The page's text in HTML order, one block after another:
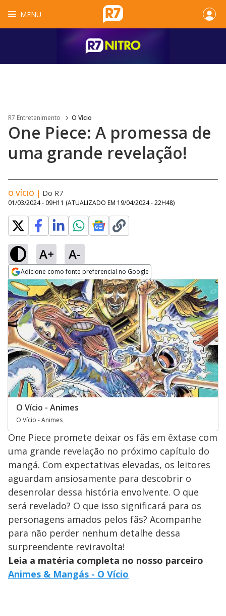
MENU
R7 Entretenimento O Vício
One Piece: A promessa de
uma grande revelação!
O VÍCIO | Do R7
01/03/2024 - 09H11 (ATUALIZADO EM 19/04/2024 - 22H48)
A+ A-
Adicione como fonte preferencial no Google
Opens in new window
O Vício - Animes
O Vício - Animes
One Piece promete deixar os fãs em êxtase com
uma grande revelação no próximo capítulo do
mangá. Com expectativas elevadas, os leitores
aguardam ansiosamente para descobrir o
desenrolar dessa história envolvente. O que
será revelado? O que isso significará para os
personagens amados pelos fãs? Acompanhe
para não perder nenhum detalhe dessa
surpreendente reviravolta!
Leia a matéria completa no nosso parceiro
Animes & Mangás - O Vício